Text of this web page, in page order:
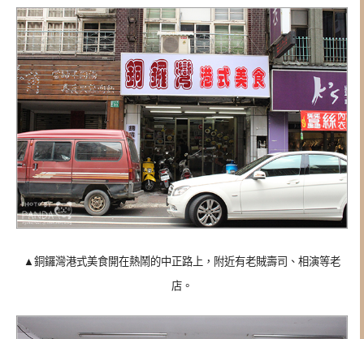
▲銅鑼灣港式美食開在熱鬧的中正路上，附近有老賊壽司、相演等老
店。